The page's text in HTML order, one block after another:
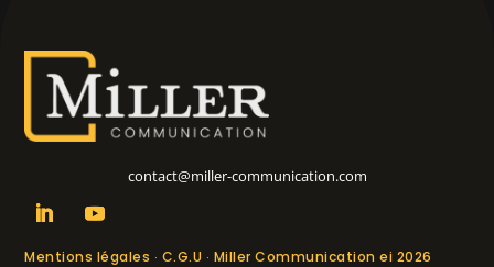
contact@miller-communication.com
Mentions légales · C.G.U · Miller Communication ei 2026